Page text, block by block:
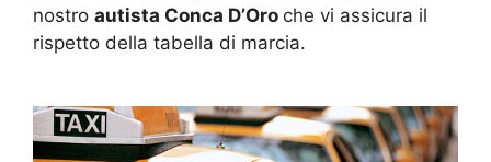
nostro autista Conca D’Oro che vi assicura il
rispetto della tabella di marcia.